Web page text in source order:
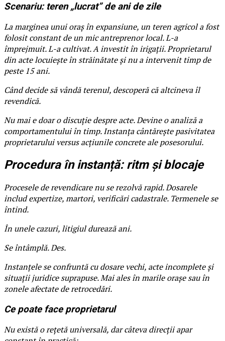
Scenariu: teren „lucrat” de ani de zile
La marginea unui oraș în expansiune, un teren agricol a fost
folosit constant de un mic antreprenor local. L-a
împrejmuit. L-a cultivat. A investit în irigații. Proprietarul
din acte locuiește în străinătate și nu a intervenit timp de
peste 15 ani.
Când decide să vândă terenul, descoperă că altcineva îl
revendică.
Nu mai e doar o discuție despre acte. Devine o analiză a
comportamentului în timp. Instanța cântărește pasivitatea
proprietarului versus acțiunile concrete ale posesorului.
Procedura în instanță: ritm și blocaje
Procesele de revendicare nu se rezolvă rapid. Dosarele
includ expertize, martori, verificări cadastrale. Termenele se
întind.
În unele cazuri, litigiul durează ani.
Se întâmplă. Des.
Instanțele se confruntă cu dosare vechi, acte incomplete și
situații juridice suprapuse. Mai ales în marile orașe sau în
zonele afectate de retrocedări.
Ce poate face proprietarul
Nu există o rețetă universală, dar câteva direcții apar